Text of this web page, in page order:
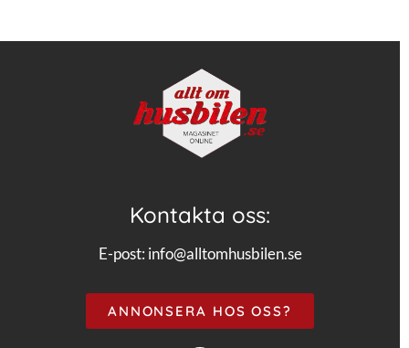
Kontakta oss:
E-post: info@alltomhusbilen.se
ANNONSERA HOS OSS?